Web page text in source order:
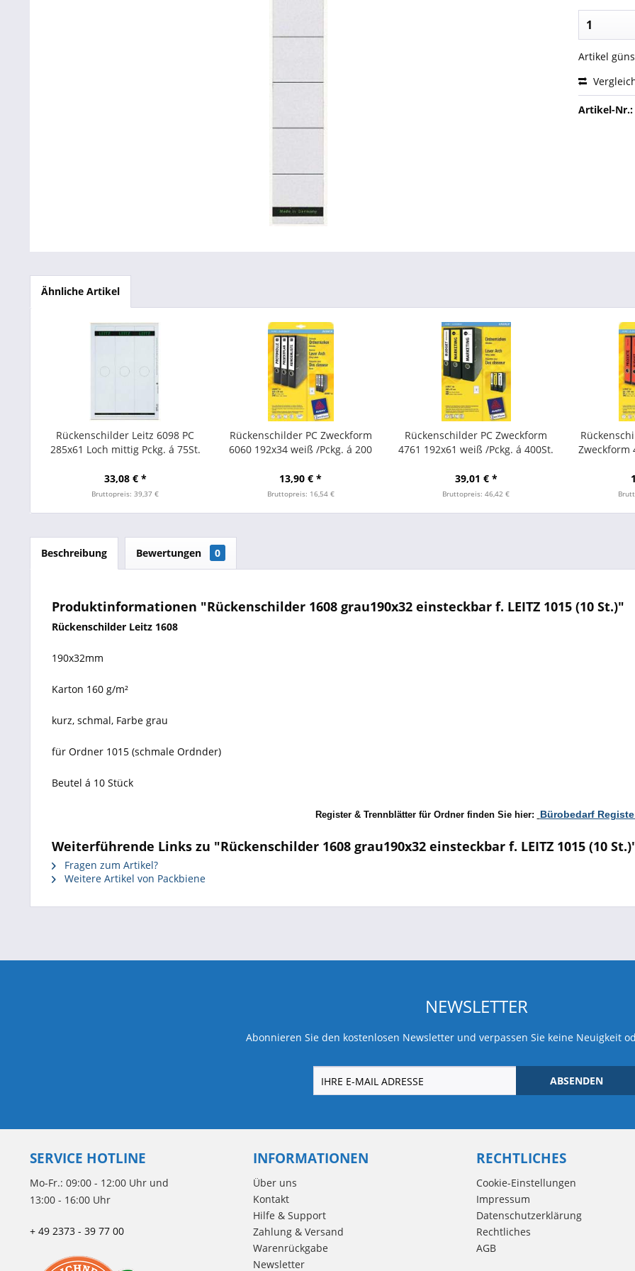
Artikel
Artikel-Nr.:
Ähnliche Artikel
Rückenschilder Leitz 6098 PC
285x61 Loch mittig Pckg. á 75St.
33,08 € *
Bruttopreis: 39,37 €
Rückenschilder PC Zweckform
6060 192x34 weiß /Pckg. á 200
13,90 € *
Bruttopreis: 16,54 €
Rückenschilder PC Zweckform
4761 192x61 weiß /Pckg. á 400St.
39,01 € *
Bruttopreis: 46,42 €
Zweckform
Beschreibung Bewertungen 0
Produktinformationen "Rückenschilder 1608 grau190x32 einsteckbar f. LEITZ 1015 (10 St.)"
Rückenschilder Leitz 1608
190x32mm
Karton 160 g/m²
kurz, schmal, Farbe grau
für Ordner 1015 (schmale Ordnder)
Beutel á 10 Stück
Register & Trennblätter für Ordner finden Sie hier: Bürobedarf
Weiterführende Links zu "Rückenschilder 1608 grau190x32 einsteckbar f. LEITZ 1015 (10
Fragen zum Artikel?
Weitere Artikel von Packbiene
NEWSLETTER
Abonnieren Sie den kostenlosen Newsletter und verpassen Sie keine Neuigkeit
ABSENDEN
SERVICE HOTLINE
Mo-Fr.: 09:00 - 12:00 Uhr und
13:00 - 16:00 Uhr
+ 49 2373 - 39 77 00
INFORMATIONEN
Über uns
Kontakt
Hilfe & Support
Zahlung & Versand
Warenrückgabe
Newsletter
RECHTLICHES
Cookie-Einstellungen
Impressum
Datenschutzerklärung
Rechtliches
AGB